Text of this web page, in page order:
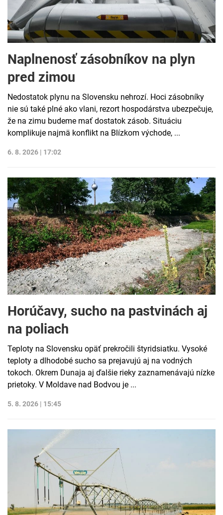
Naplnenosť zásobníkov na plyn
pred zimou
Nedostatok plynu na Slovensku nehrozí. Hoci zásobníky
nie sú také plné ako vlani, rezort hospodárstva ubezpečuje,
že na zimu budeme mať dostatok zásob. Situáciu
komplikuje najmä konflikt na Blízkom východe, ...
6. 8. 2026 | 17:02
Horúčavy, sucho na pastvinách aj
na poliach
Teploty na Slovensku opäť prekročili štyridsiatku. Vysoké
teploty a dlhodobé sucho sa prejavujú aj na vodných
tokoch. Okrem Dunaja aj ďalšie rieky zaznamenávajú nízke
prietoky. V Moldave nad Bodvou je ...
5. 8. 2026 | 15:45